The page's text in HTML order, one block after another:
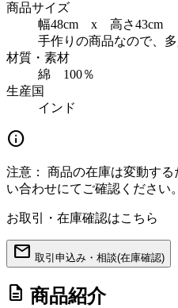
商品サイズ
幅48cm x 高さ43cm
手作りの商品なので、
材質・素材
綿 100％
生産国
インド
info
注意：
商品の在庫は変動す
い合わせにてご確認ください
お取引・在庫確認はこちら
mail 取引申込み・相談(在庫確認)
description 商品紹介